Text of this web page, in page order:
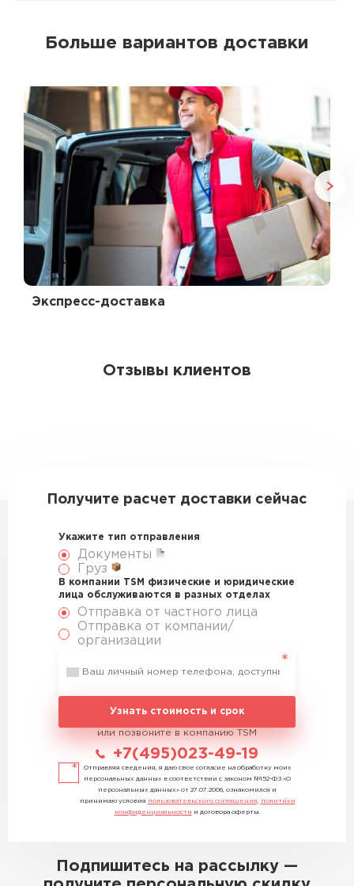
Больше вариантов доставки
Экспресс-доставка
Отзывы клиентов
Получите расчет доставки сейчас
Укажите тип отправления
Документы
Груз
В компании TSM физические и юридические
лица обслуживаются в разных отделах
Отправка от частного лица
Отправка от компании/
организации
Узнать стоимость и срок
или позвоните в компанию TSM
+7(495)023-49-19
Отправляя сведения, я даю свое согласие на обработку моих
персональных данных в соответствии с законом №152-ФЗ «О
персональных данных» от 27.07.2006, ознакомился и
принимаю условия пользовательского соглашения
политики
конфиденциальности и договора оферты.
Подпишитесь на рассылку —